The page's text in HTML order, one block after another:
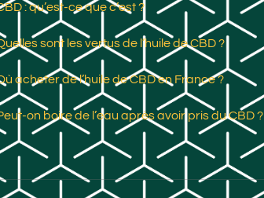
: qu’est-ce que c’est ?
sont les vertus de l’huile de CBD ?
acheter de l’huile de CBD en France ?
on boire de l’eau après avoir pris du CBD ?